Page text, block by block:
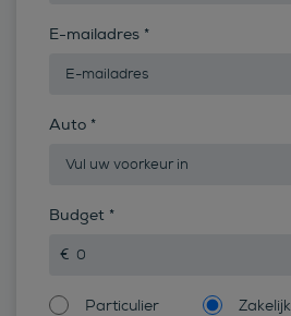
E-mailadres *
Auto *
Budget *
Particulier Zakelijk